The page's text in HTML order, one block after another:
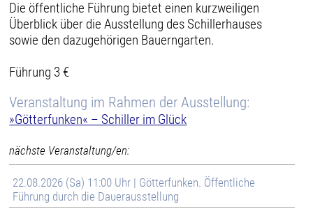
Die öffentliche Führung bietet einen kurzweiligen
Überblick über die Ausstellung des Schillerhauses
sowie den dazugehörigen Bauerngarten.
Führung 3 €
Veranstaltung im Rahmen der Ausstellung:
»Götterfunken« – Schiller im Glück
nächste Veranstaltung/en:
22.08.2026 (Sa) 11:00 Uhr | Götterfunken. Öffentliche
Führung durch die Dauerausstellung